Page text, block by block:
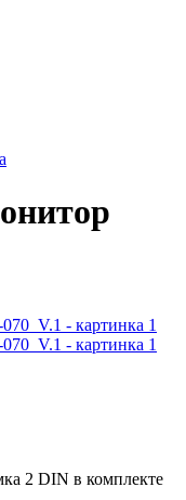
2 DIN в комплекте